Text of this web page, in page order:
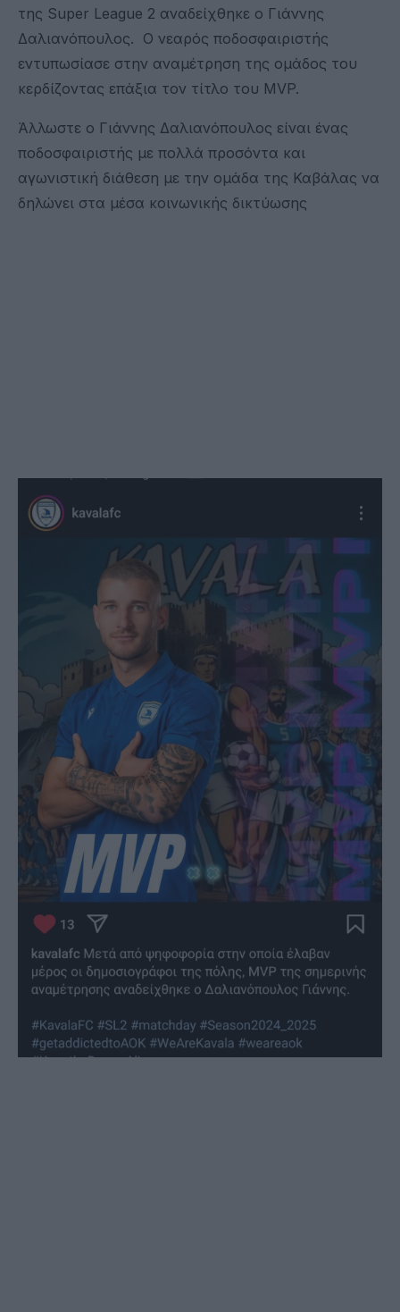
της Super League 2 αναδείχθηκε ο Γιάννης
Δαλιανόπουλος. Ο νεαρός ποδοσφαιριστής
εντυπωσίασε στην αναμέτρηση της ομάδος του
κερδίζοντας επάξια τον τίτλο του MVP.
Άλλωστε ο Γιάννης Δαλιανόπουλος είναι ένας
ποδοσφαιριστής με πολλά προσόντα και
αγωνιστική διάθεση με την ομάδα της Καβάλας να
δηλώνει στα μέσα κοινωνικής δικτύωσης